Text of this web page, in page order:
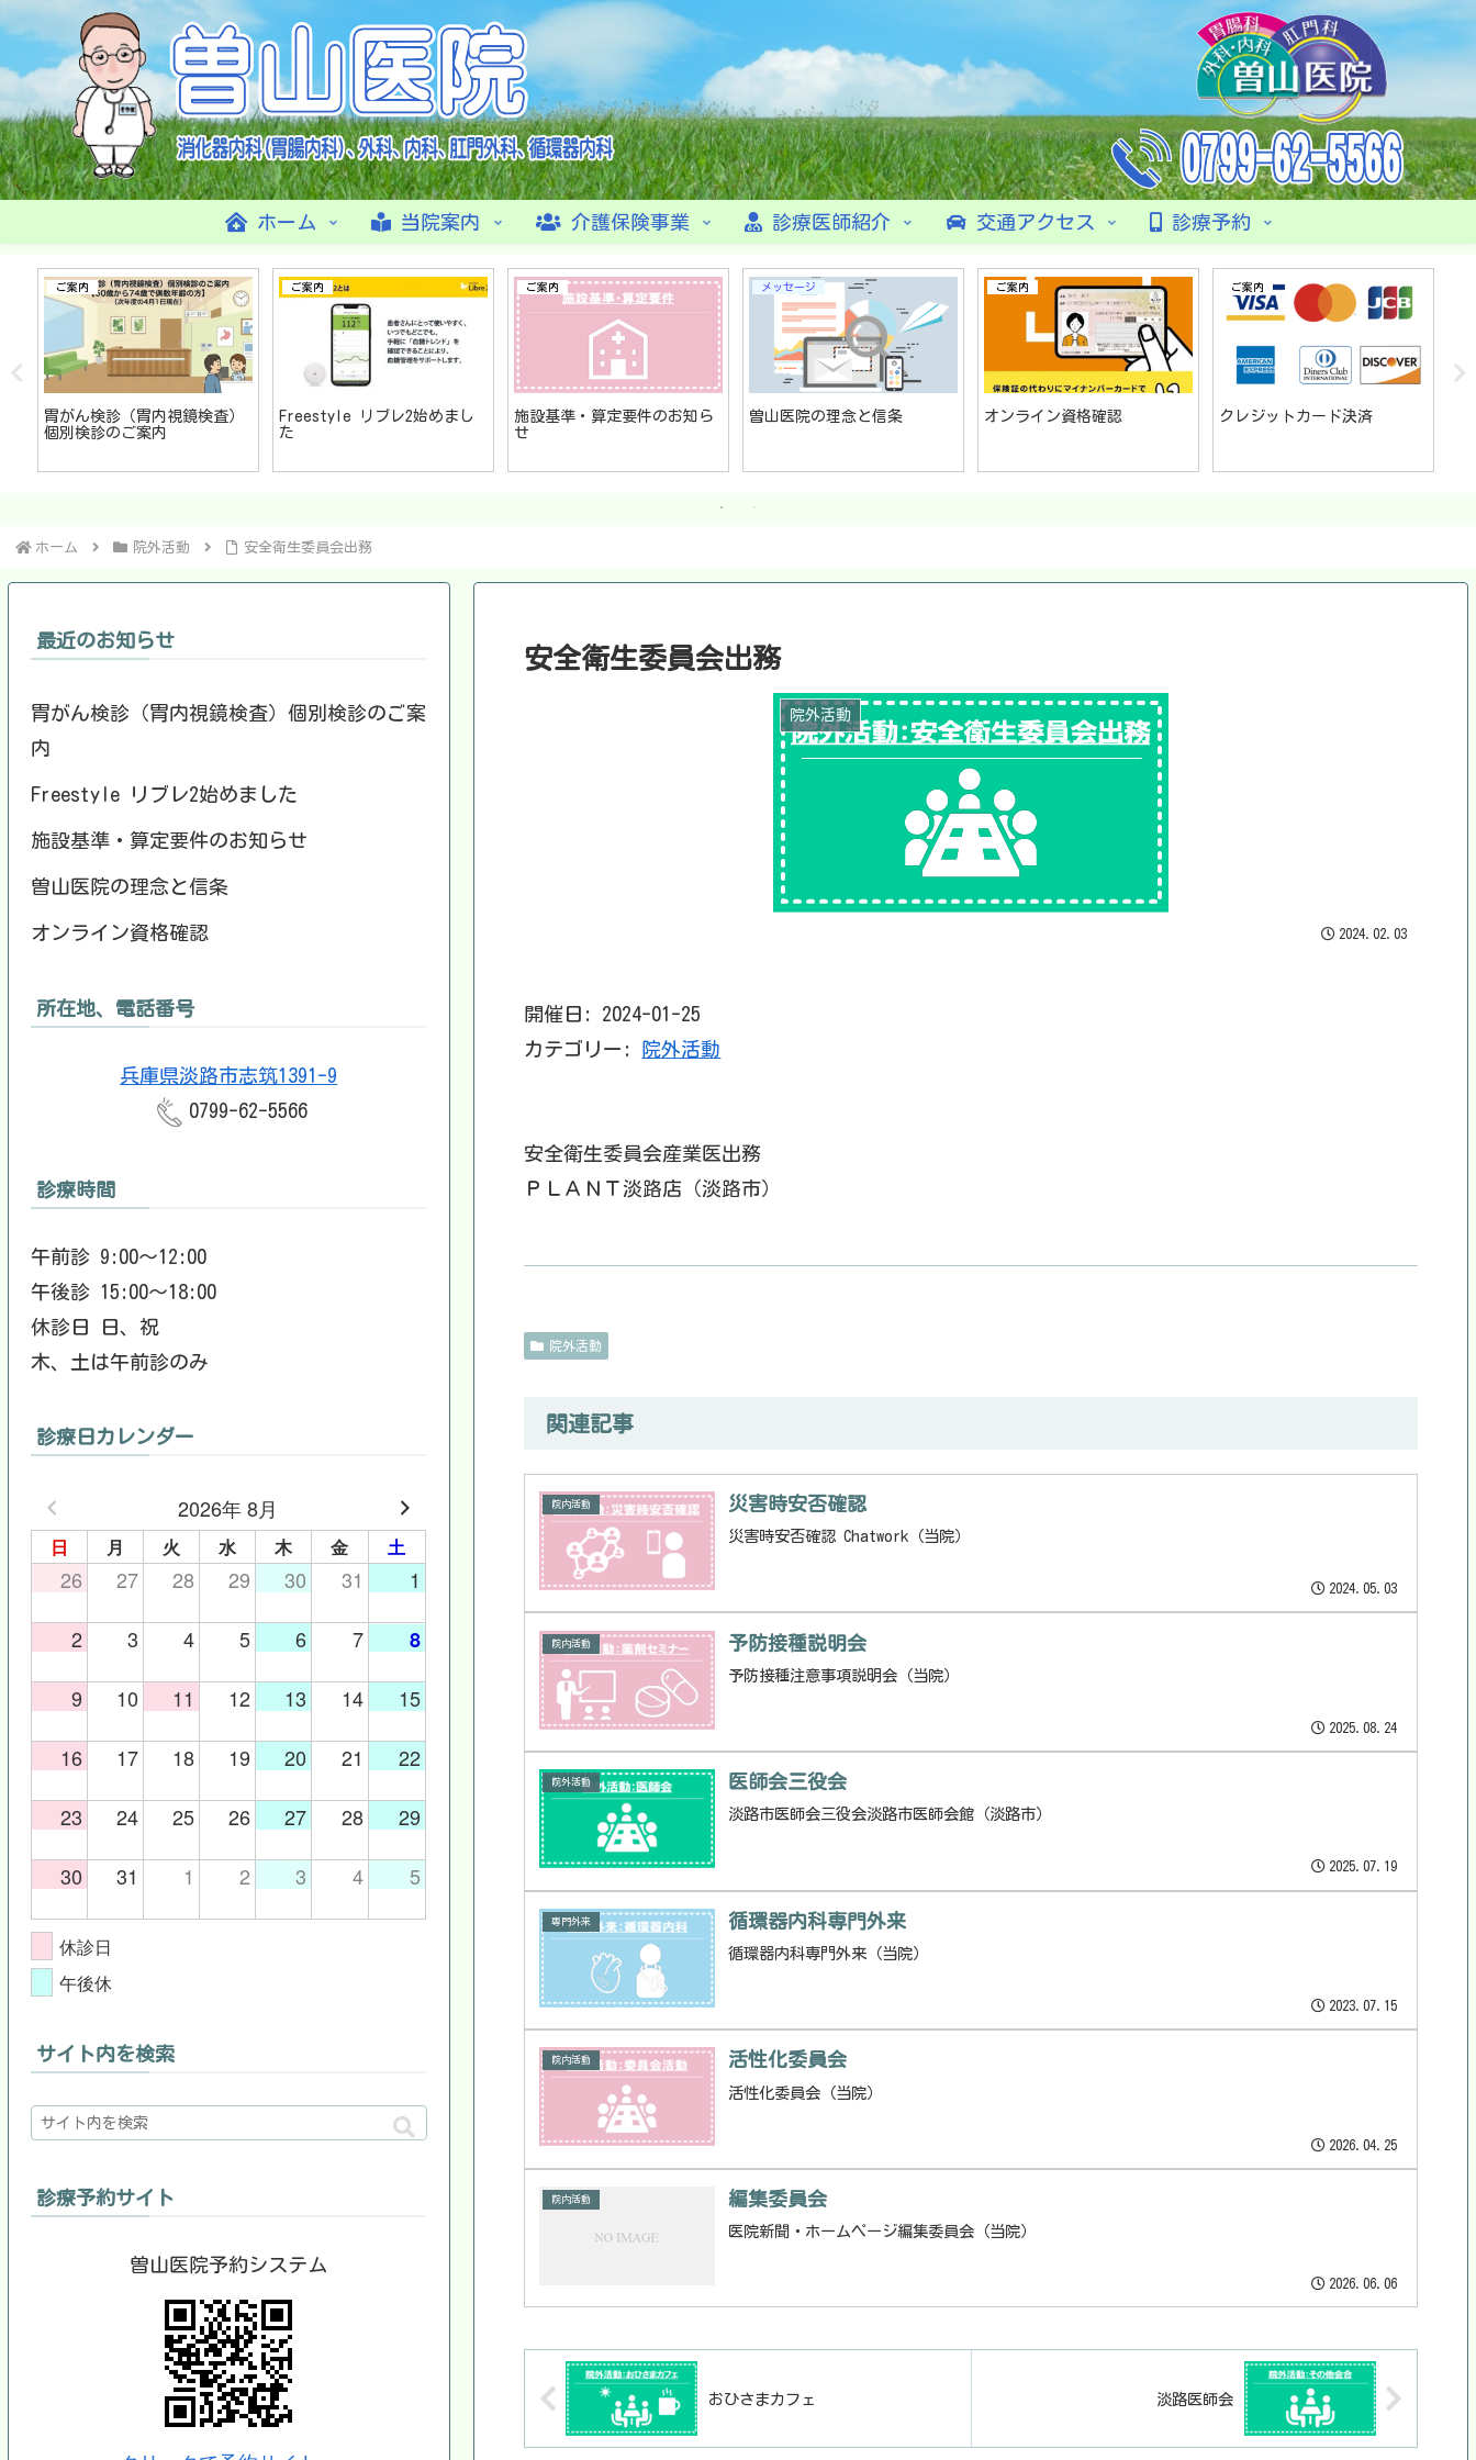
ホーム 当院案内 介護保険事業 診療医師紹介 交通アクセス 診療予約
ご案内
胃がん検診（胃内視鏡検査）
個別検診のご案内
ご案内
Freestyle リブレ2始めまし
た
ご案内
施設基準・算定要件のお知ら
せ
メッセージ
曽山医院の理念と信条
ご案内
オンライン資格確認
ご案内
クレジットカード決済
ホーム 院外活動 安全衛生委員会出務
安全衛生委員会出務
院外活動
2024.02.03
開催日: 2024-01-25
カテゴリー: 院外活動
安全衛生委員会産業医出務
ＰＬＡＮＴ淡路店（淡路市）
院外活動
関連記事
院内活動 災害時安否確認
災害時安否確認 Chatwork（当院）
2024.05.03
院内活動 予防接種説明会
予防接種注意事項説明会（当院）
2025.08.24
院外活動 医師会三役会
淡路市医師会三役会淡路市医師会館（淡路市）
2025.07.19
専門外来 循環器内科専門外来
循環器内科専門外来（当院）
2023.07.15
院内活動 活性化委員会
活性化委員会（当院）
2026.04.25
院内活動 編集委員会
医院新聞・ホームページ編集委員会（当院）
2026.06.06
おひさまカフェ 淡路医師会
最近のお知らせ
胃がん検診（胃内視鏡検査）個別検診のご案
内
Freestyle リブレ2始めました
施設基準・算定要件のお知らせ
曽山医院の理念と信条
オンライン資格確認
所在地、電話番号
兵庫県淡路市志筑1391-9
0799-62-5566
診療時間
午前診 9:00～12:00
午後診 15:00～18:00
休診日 日、祝
木、土は午前診のみ
診療日カレンダー
2026年 8月
日 月 火 水 木 金 土
26 27 28 29 30 31 1
2 3 4 5 6 7 8
9 10 11 12 13 14 15
16 17 18 19 20 21 22
23 24 25 26 27 28 29
30 31 1 2 3 4 5
休診日
午後休
サイト内を検索
診療予約サイト
曽山医院予約システム